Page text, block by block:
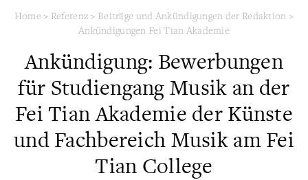
Home > Referenz > Beiträge und Ankündigungen der Redaktion >
Ankündigungen Fei Tian Akademie
Ankündigung: Bewerbungen
für Studiengang Musik an der
Fei Tian Akademie der Künste
und Fachbereich Musik am Fei
Tian College